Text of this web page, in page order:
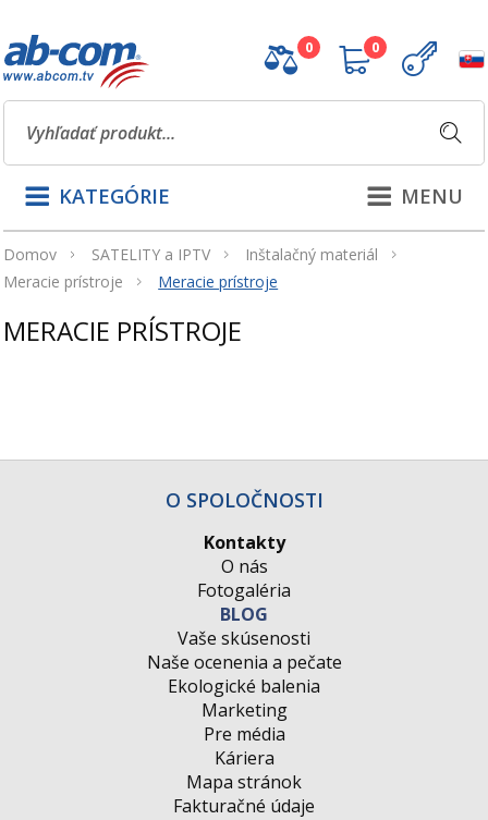
0 0
MENU
KATEGÓRIE
Domov SATELITY a IPTV
Inštalačný materiál
Meracie prístroje
Meracie prístroje
MERACIE PRÍSTROJE
O SPOLOČNOSTI
Kontakty
O nás
Fotogaléria
BLOG
Vaše skúsenosti
Naše ocenenia a pečate
Ekologické balenia
Marketing
Pre média
Káriera
Mapa stránok
Fakturačné údaje